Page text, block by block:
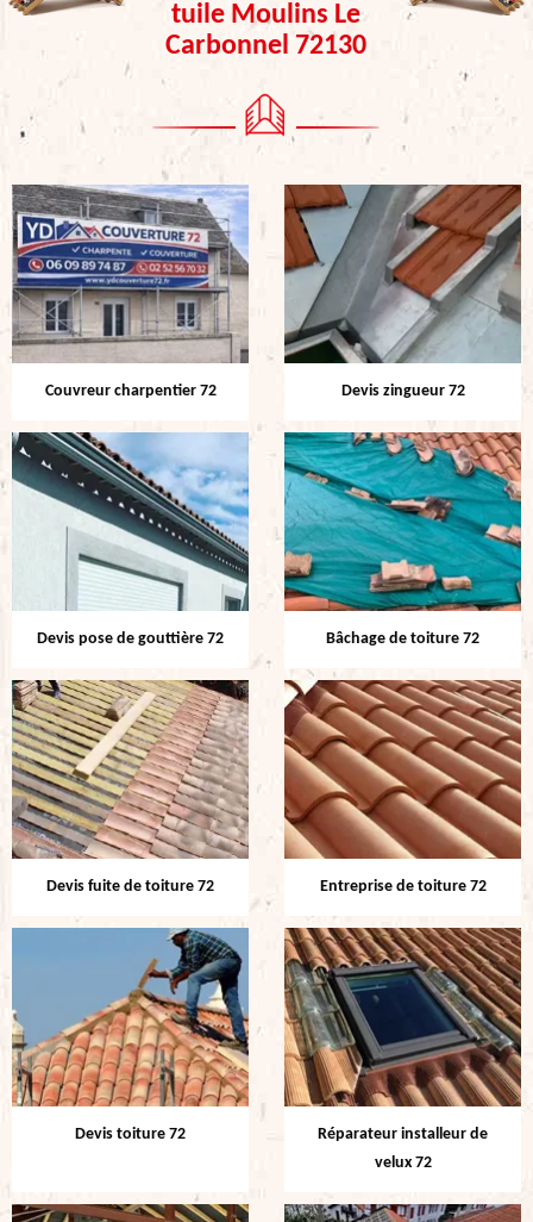
tuile Moulins Le
Carbonnel 72130
Couvreur charpentier 72 Devis zingueur 72
Devis pose de gouttière 72 Bâchage de toiture 72
Devis fuite de toiture 72 Entreprise de toiture 72
Devis toiture 72
Réparateur installeur de
velux 72